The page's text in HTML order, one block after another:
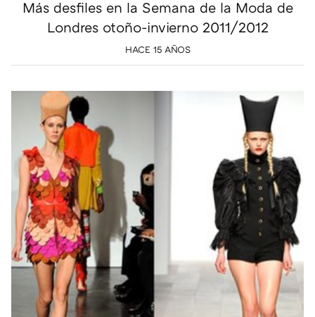
Más desfiles en la Semana de la Moda de
Londres otoño-invierno 2011/2012
HACE 15 AÑOS